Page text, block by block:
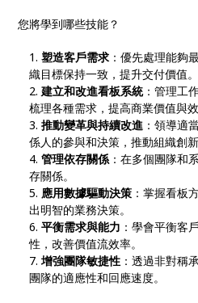
您將學到哪些技能？
塑造客戶需求 ：優先處理能夠
織目標保持一致，提升交付價值。
建立和改進看板系統：管理工
梳理各種需求，提高商業價值與效
推動變革與持續改進 ：領導適
係人的參與和決策，推動組織創新
管理依存關係 ：在多個團隊和
存關係。
應用數據驅動決策 ：掌握看板
出明智的業務決策。
平衡需求與能力 ：學會平衡客
性，改善價值流效率。
增強團隊敏捷性 ：透過非對稱
團隊的適應性和回應速度。